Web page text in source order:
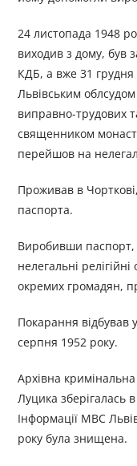
24 листопада 1948
виходив з дому, був
КДБ, а вже 31 грудня
Львівським
виправно-трудових
священником
перейшов на
Проживав в
паспорта.
Виробивши паспорт,
нелегальні
окремих громадян,
Покарання відбував
серпня 1952 року.
Архівна
Луцика зберігалась
Інформації МВС
року була знищена.